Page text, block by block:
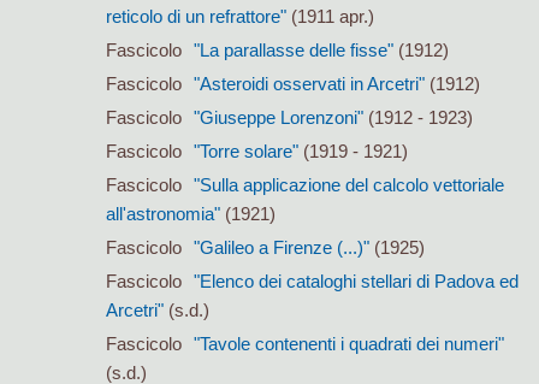
reticolo di un refrattore"(1911 apr.)
Fascicolo
"La parallasse delle fisse"(1912)
Fascicolo
"Asteroidi osservati in Arcetri"(1912)
Fascicolo
"Giuseppe Lorenzoni"(1912 - 1923)
Fascicolo
"Torre solare"(1919 - 1921)
Fascicolo
"Sulla applicazione del calcolo vettoriale
all'astronomia"(1921)
Fascicolo
"Galileo a Firenze (...)"(1925)
Fascicolo
"Elenco dei cataloghi stellari di Padova ed
Arcetri"(s.d.)
Fascicolo
"Tavole contenenti i quadrati dei numeri"
(s.d.)